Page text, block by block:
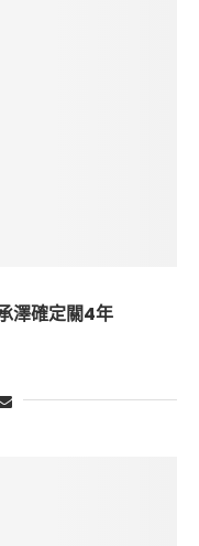
澤確定關4年